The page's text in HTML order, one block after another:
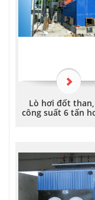
Lò hơi đốt
công suất 6 tấn